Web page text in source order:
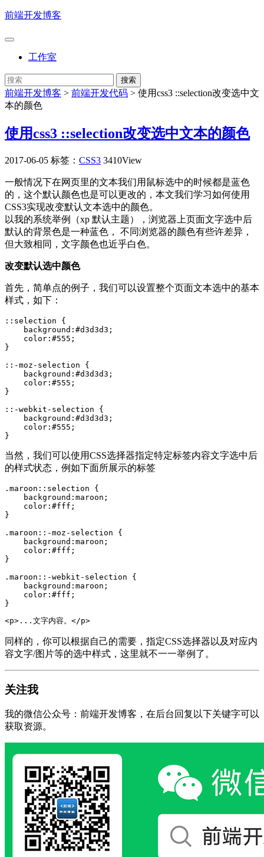
前端开发博客
工作室
前端开发博客 > 前端开发代码 > 使用css3 ::selection改变选中文
本的颜色
使用css3 ::selection改变选中文本的颜色
2017-06-05 标签： CSS3 3410View
一般情况下在网页里的文本我们用鼠标选中的时候都是蓝色
的，这个默认颜色也是可以更改的，本文我们学习如何使用
CSS3实现改变默认文本选中的颜色。
以我的系统举例（xp 默认主题），浏览器上页面文字选中后
默认的背景色是一种蓝色， 不同浏览器的颜色有些许差异，
但大致相同，文字颜色也近乎白色。
改变默认选中颜色
首先，简单点的例子，我们可以设置整个页面文本选中的基本
样式，如下：
::selection {
    background:#d3d3d3;
    color:#555;
}
::-moz-selection {
    background:#d3d3d3;
    color:#555;
}
::-webkit-selection {
    background:#d3d3d3;
    color:#555;
}
当然，我们可以使用CSS选择器指定特定标签内容文字选中后
的样式状态，例如下面所展示的标签
.maroon::selection {
    background:maroon;
    color:#fff;
}
.maroon::-moz-selection {
    background:maroon;
    color:#fff;
}
.maroon::-webkit-selection {
    background:maroon;
    color:#fff;
}
<p>...文字内容。</p>
同样的，你可以根据自己的需要，指定CSS选择器以及对应内
容文字/图片等的选中样式，这里就不一一举例了。
关注我
我的微信公众号：前端开发博客，在后台回复以下关键字可以
获取资源。